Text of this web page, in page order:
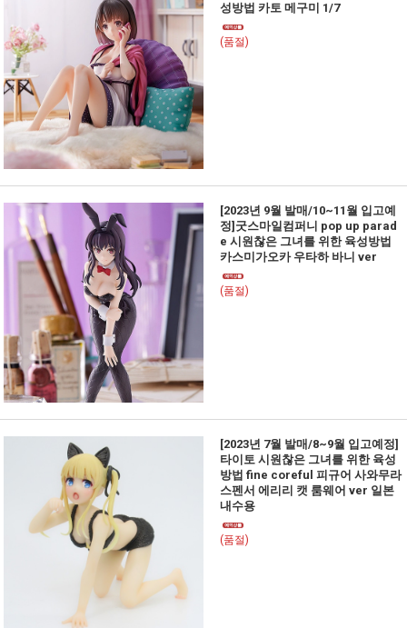
성방법 카토 메구미 1/7
(품절)
[2023년 9월 발매/10~11월 입고예
정]굿스마일컴퍼니 pop up parad
e 시원찮은 그녀를 위한 육성방법
카스미가오카 우타하 바니 ver
(품절)
[2023년 7월 발매/8~9월 입고예정]
타이토 시원찮은 그녀를 위한 육성
방법 fine coreful 피규어 사와무라
스펜서 에리리 캣 룸웨어 ver 일본
내수용
(품절)